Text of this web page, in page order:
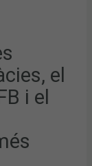
el
i el